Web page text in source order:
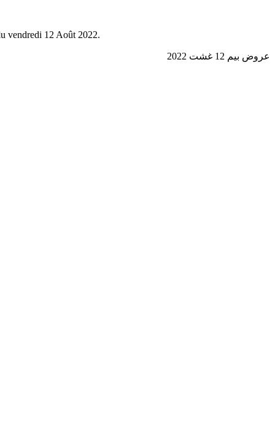
vendredi 12 Août 2022.
عروض بيم 12 غشت 2022